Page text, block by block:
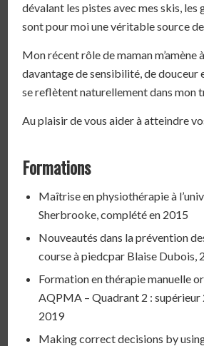
dévalant les pistes avec mes skis, les
sont pour moi une véritable source
Mon récent rôle de maman m’amène
davantage de sensibilité, de douceur
se reflètent naturellement dans mon
Au plaisir de vous aider à atteindre
Formations
Maîtrise en physiothérapie à
Sherbrooke, complété en 2015
Nouveautés dans la prévention
course à piedcpar Blaise Dubois,
Formation en thérapie manuelle
AQPMA – Quadrant 2 :
2019
Making correct decisions by